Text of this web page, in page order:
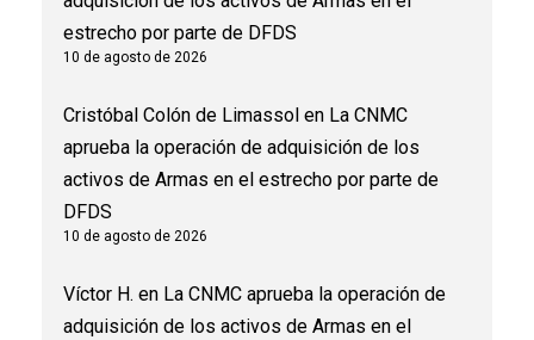
estrecho por parte de DFDS
10 de agosto de 2026
Cristóbal Colón de Limassol en La CNMC
aprueba la operación de adquisición de los
activos de Armas en el estrecho por parte de
DFDS
10 de agosto de 2026
Víctor H. en La CNMC aprueba la operación de
adquisición de los activos de Armas en el